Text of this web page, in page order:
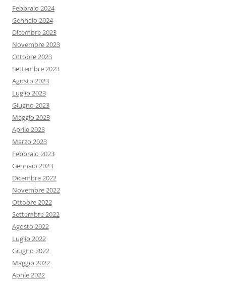
Febbraio 2024
Gennaio 2024
Dicembre 2023
Novembre 2023
Ottobre 2023
Settembre 2023
Agosto 2023
Luglio 2023
Giugno 2023
Maggio 2023
Aprile 2023
Marzo 2023
Febbraio 2023
Gennaio 2023
Dicembre 2022
Novembre 2022
Ottobre 2022
Settembre 2022
Agosto 2022
Luglio 2022
Giugno 2022
Maggio 2022
Aprile 2022